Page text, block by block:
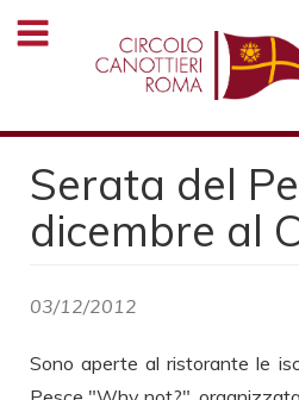
Salta
Serata del
dicembre al
03/12/2012
Sono aperte al ristorante le